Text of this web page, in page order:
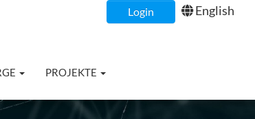
Login English
PROJEKTE